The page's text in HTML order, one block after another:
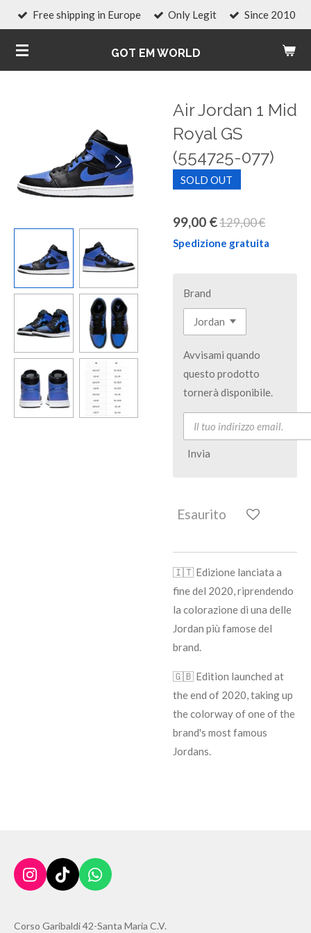
Vai
contenuto
principale
GOT EM WORLD
Free shipping in Europe Only Legit Since 2010
Air Jordan 1 Mid
Royal GS
(554725-077)
SOLD OUT
99,00 €129,00 €
Spedizione gratuita
Brand
Avvisami quando
questo prodotto
tornerà disponibile.
Invia
Esaurito
🇮🇹 Edizione lanciata a
fine del 2020, riprendendo
la colorazione di una delle
Jordan più famose del
brand.
🇬🇧 Edition launched at
the end of 2020, taking up
the colorway of one of the
brand's most famous
Jordans.
I
n
t
T
i
T
W
h
t
Corso Garibaldi 42-Santa Maria C.V.